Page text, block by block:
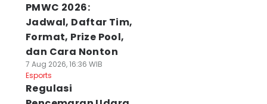
PMWC 2026:
Jadwal, Daftar Tim,
Format, Prize Pool,
dan Cara Nonton
7 Aug 2026, 16:36 WIB
Esports
Regulasi